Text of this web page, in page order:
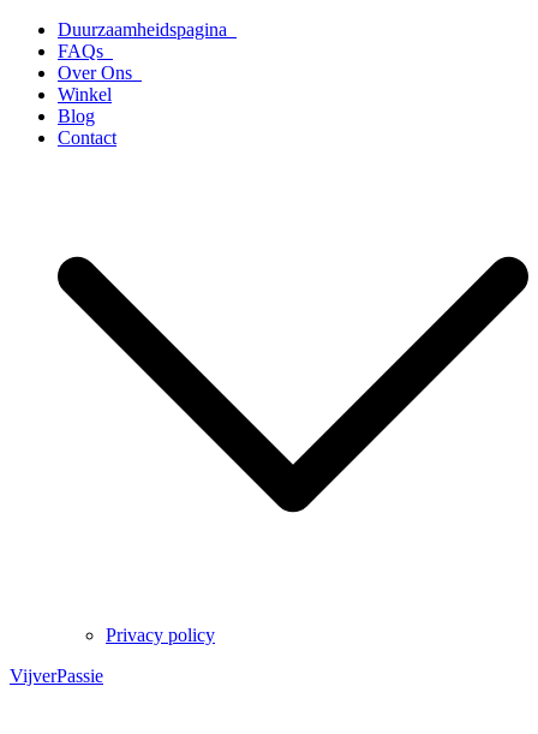
naar
inhoud
Duurzaamheidspagina
FAQs
Over Ons
Winkel
Blog
Contact
Privacy policy
VijverPassie